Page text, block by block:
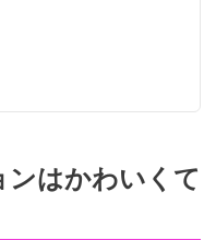
はかわいくて